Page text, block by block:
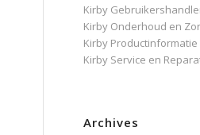
Kirby
Kirby Onderhoud en
Kirby Productinformatie
Kirby Service en
Archives